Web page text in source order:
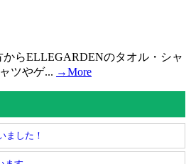
らELLEGARDENのタオル・シャ
ツやゲ... →More
ました！